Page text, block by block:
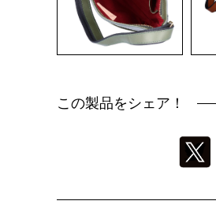
この製品をシェア！